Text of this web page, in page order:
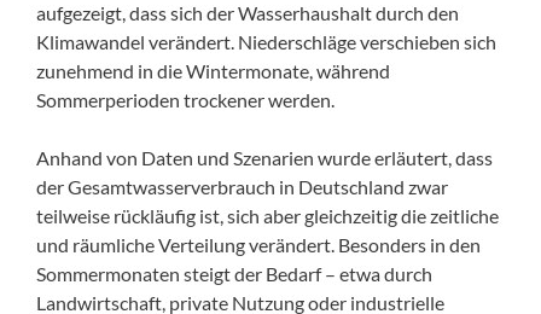
aufgezeigt, dass sich der Wasserhaushalt durch den
Klimawandel verändert. Niederschläge verschieben sich
zunehmend in die Wintermonate, während
Sommerperioden trockener werden.
Anhand von Daten und Szenarien wurde erläutert, dass
der Gesamtwasserverbrauch in Deutschland zwar
teilweise rückläufig ist, sich aber gleichzeitig die zeitliche
und räumliche Verteilung verändert. Besonders in den
Sommermonaten steigt der Bedarf – etwa durch
Landwirtschaft, private Nutzung oder industrielle